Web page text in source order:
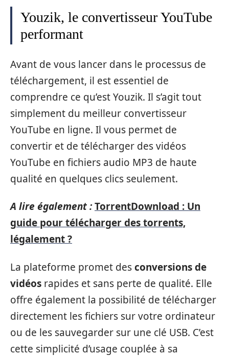
Youzik, le convertisseur YouTube
performant
Avant de vous lancer dans le processus de
téléchargement, il est essentiel de
comprendre ce qu’est Youzik. Il s’agit tout
simplement du meilleur convertisseur
YouTube en ligne. Il vous permet de
convertir et de télécharger des vidéos
YouTube en fichiers audio MP3 de haute
qualité en quelques clics seulement.
A lire également :TorrentDownload : Un
guide pour télécharger des torrents,
légalement ?
La plateforme promet desconversions de
vidéos rapides et sans perte de qualité. Elle
offre également la possibilité de télécharger
directement les fichiers sur votre ordinateur
ou de les sauvegarder sur une clé USB. C’est
cette simplicité d’usage couplée à sa